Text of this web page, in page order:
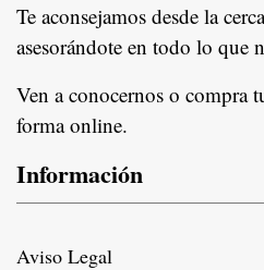
Te aconsejamos desde la
asesorándote en todo lo que
Ven a conocernos o compra
forma online.
Información
Aviso Legal